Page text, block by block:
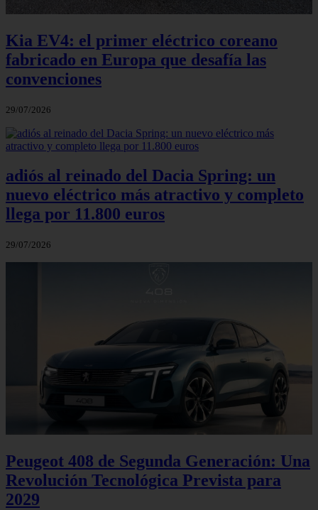
Kia EV4: el primer eléctrico coreano
fabricado en Europa que desafía las
convenciones
29/07/2026
adiós al reinado del Dacia Spring: un
nuevo eléctrico más atractivo y completo
llega por 11.800 euros
29/07/2026
Peugeot 408 de Segunda Generación: Una
Revolución Tecnológica Prevista para
2029